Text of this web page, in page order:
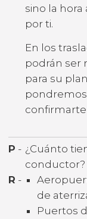
sino la
por ti.
En los
podrán ser
para su
P - ¿Cuánto
conductor?
R -
de
Puertos